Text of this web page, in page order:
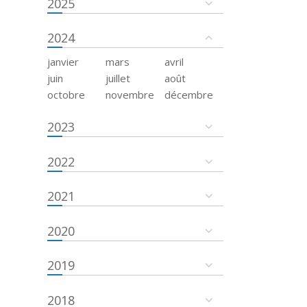
2024
janvier mars
avril
juin
juillet
août
octobre
novembre décembre
2023
2022
2021
2020
2019
2018